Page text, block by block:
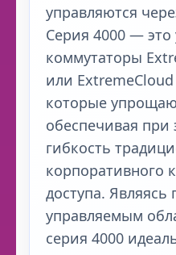
управляются
Серия 4000 —
коммутаторы
или
которые
обеспечивая
гибкость
корпоративного
доступа. Являясь
управляемым
серия 4000